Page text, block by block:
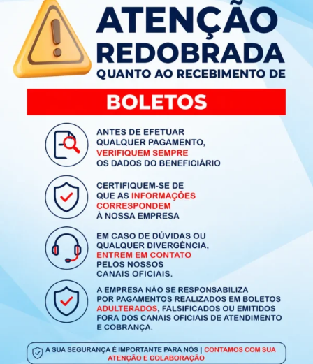
Produtos Relacionados
Tapete Capacho Divertido Para
alimentação pet elipse padrão verde
Solicitar Orçamento
Adicionar ao carrinho
Fale Conosco Ver Todos os Produtos